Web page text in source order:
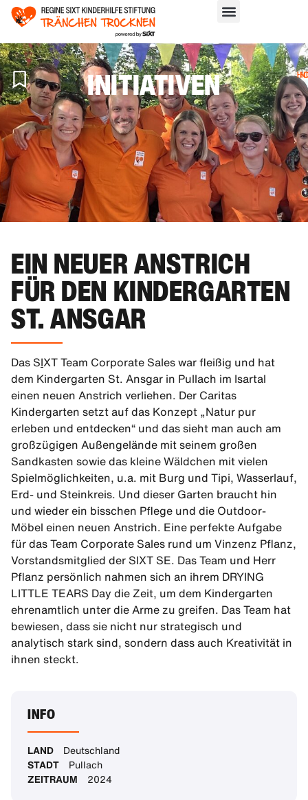
INITIATIVEN >
EIN NEUER ANSTRICH
FÜR DEN KINDERGARTEN
ST. ANSGAR
Das SIXT Team Corporate Sales war fleißig und hat
dem Kindergarten St. Ansgar in Pullach im Isartal
einen neuen Anstrich verliehen. Der Caritas
Kindergarten setzt auf das Konzept „Natur pur
erleben und entdecken“ und das sieht man auch am
großzügigen Außengelände mit seinem großen
Sandkasten sowie das kleine Wäldchen mit vielen
Spielmöglichkeiten, u.a. mit Burg und Tipi, Wasserlauf,
Erd- und Steinkreis. Und dieser Garten braucht hin
und wieder ein bisschen Pflege und die Outdoor-
Möbel einen neuen Anstrich. Eine perfekte Aufgabe
für das Team Corporate Sales rund um Vinzenz Pflanz,
Vorstandsmitglied der SIXT SE. Das Team und Herr
Pflanz persönlich nahmen sich an ihrem DRYING
LITTLE TEARS Day die Zeit, um dem Kindergarten
ehrenamtlich unter die Arme zu greifen. Das Team hat
bewiesen, dass sie nicht nur strategisch und
analytisch stark sind, sondern dass auch Kreativität in
ihnen steckt.
INFO
LAND Deutschland
STADT Pullach
ZEITRAUM 2024